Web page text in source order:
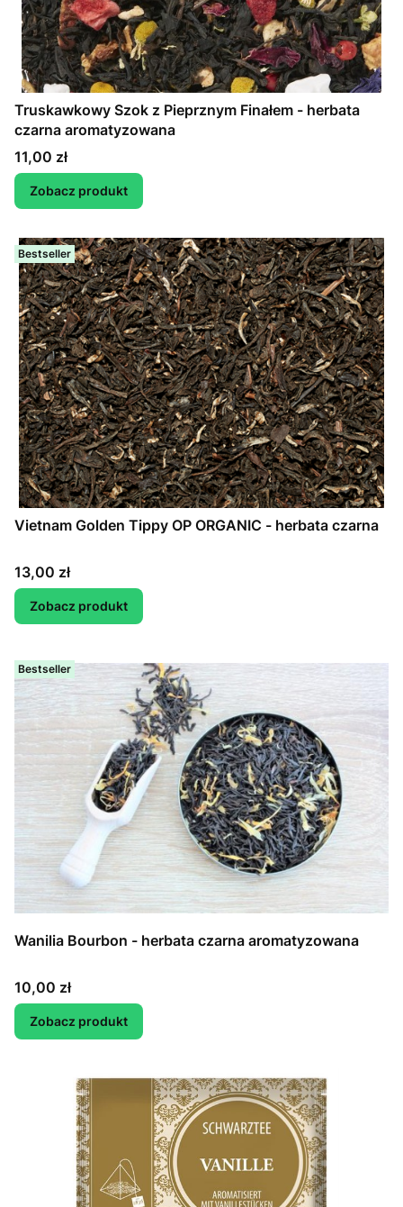
Truskawkowy Szok z Pieprznym Finałem - herbata
czarna aromatyzowana
Cena
11,00 zł
Zobacz produkt
Bestseller
Vietnam Golden Tippy OP ORGANIC - herbata czarna
Cena
13,00 zł
Zobacz produkt
Bestseller
Wanilia Bourbon - herbata czarna aromatyzowana
Cena
10,00 zł
Zobacz produkt